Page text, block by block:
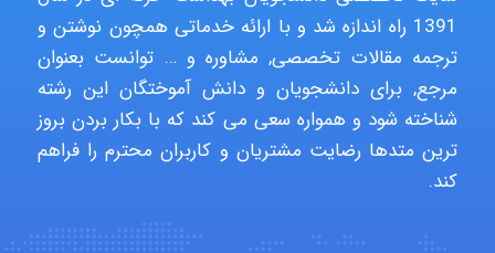
Niloofar
USER124
1391 راه اندازه شد و با ارائه خدماتی همچون نوشتن و
ترجمه مقالات تخصصی, مشاوره و … توانست بعنوان
مرجع, برای دانشجویان و دانش آموختگان این رشته
شناخته شود و همواره سعی می کند که با بکار بردن بروز
ترین متدها رضایت مشتریان و کاربران محترم را فراهم
کند.